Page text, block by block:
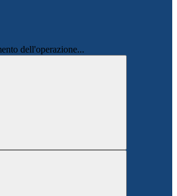
dell'operazione...